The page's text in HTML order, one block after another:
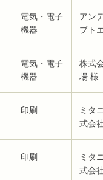
電気・電子
機器
アン
プト
電気・電子
機器
株式
場 様
印刷
ミタ
式会
印刷
ミタ
式会